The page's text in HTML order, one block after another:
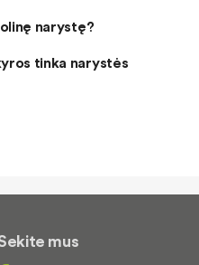
narystę?
tinka narystės
mus